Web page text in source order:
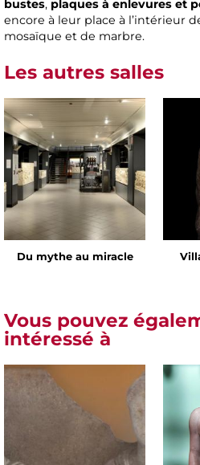
bustes, plaques à enlevures et
encore à leur place à l’intérieur
mosaïque et de marbre.
Les autres salles
Du mythe au miracle
Vous pouvez
intéressé à